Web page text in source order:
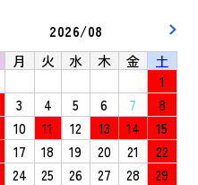
2026/08
月 火 水 木 金
土
1
3 4 5 6 7
8
10 11 12 13 14
15
17 18 19 20 21
22
24 25 26 27 28
29